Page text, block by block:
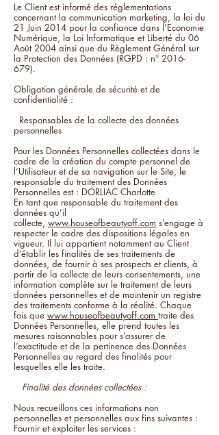
Le Client est informé des réglementations
concernant la communication marketing, la loi du
21 Juin 2014 pour la confiance dans l’Economie
Numérique, la Loi Informatique et Liberté du 06
Août 2004 ainsi que du Règlement Général sur
la Protection des Données (RGPD : n° 2016-
679).
Obligation générale de sécurité et de
confidentialité :
Responsables de la collecte des données
personnelles
Pour les Données Personnelles collectées dans le
cadre de la création du compte personnel de
l’Utilisateur et de sa navigation sur le Site, le
responsable du traitement des Données
Personnelles est : DORLIAC Charlotte
En tant que responsable du traitement des
données qu’il
collecte, www.houseofbeautyoff.com s’engage à
respecter le cadre des dispositions légales en
vigueur. Il lui appartient notamment au Client
d’établir les finalités de ses traitements de
données, de fournir à ses prospects et clients, à
partir de la collecte de leurs consentements, une
information complète sur le traitement de leurs
données personnelles et de maintenir un registre
des traitements conforme à la réalité. Chaque
fois que www.houseofbeautyoff.com traite des
Données Personnelles, elle prend toutes les
mesures raisonnables pour s’assurer de
l’exactitude et de la pertinence des Données
Personnelles au regard des finalités pour
lesquelles elle les traite.
Finalité des données collectées :
Nous recueillons ces informations non
personnelles et personnelles aux fins suivantes :
Fournir et exploiter les services :